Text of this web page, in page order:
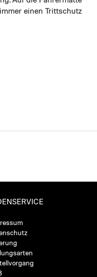
einen Trittschutz